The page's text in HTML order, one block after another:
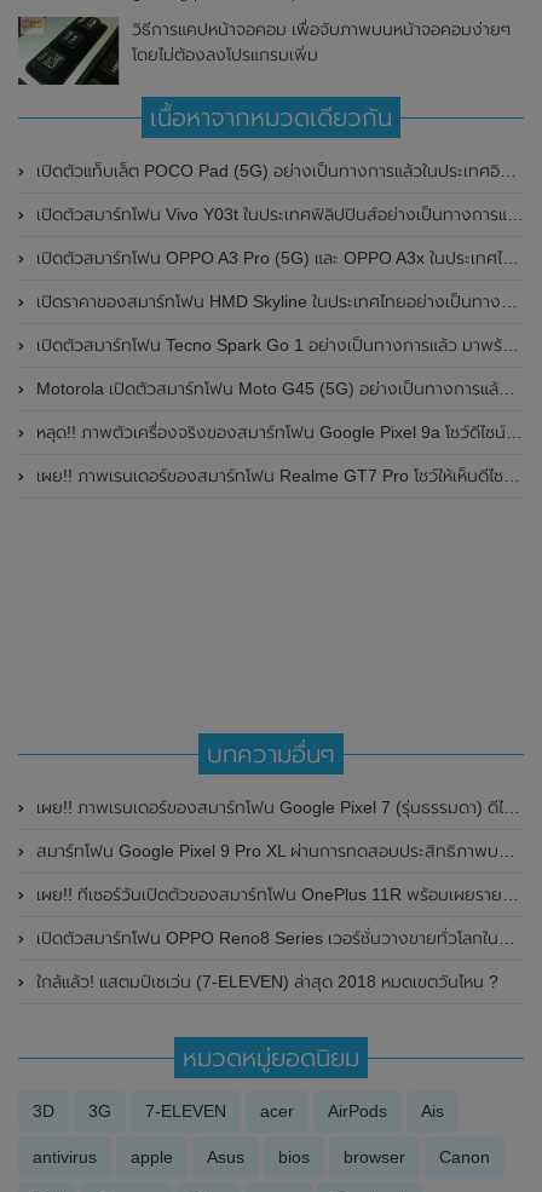
วิธีการแคปหน้าจอคอม เพื่อจับภาพบนหน้าจอคอมง่ายๆ
โดยไม่ต้องลงโปรแกรมเพิ่ม
เนื้อหาจากหมวดเดียวกัน
เปิดตัวแท็บเล็ต POCO Pad (5G) อย่างเป็นทางการแล้วในประเทศอินเดีย มาพร้อมชิปเซ็ต Snapdragon 7s Gen 2 ของ Qualcomm และรองรับเครือข่าย 5G
เปิดตัวสมาร์ทโฟน Vivo Y03t ในประเทศฟิลิปปินส์อย่างเป็นทางการแล้ว มาพร้อมชิปเซ็ต Unisoc T612 , กล้องหลัง ความละเอียด 13MP , แบตเตอรี่ 5,000mAh และหน้าจอแสดงผล LCD / 90Hz
เปิดตัวสมาร์ทโฟน OPPO A3 Pro (5G) และ OPPO A3x ในประเทศไทยอย่างเป็นทางการแล้ว ในราคาเริ่มต้นเพียง 3,999 บาท
เปิดราคาของสมาร์ทโฟน HMD Skyline ในประเทศไทยอย่างเป็นทางการแล้ว ราคา 14,990 บาท
เปิดตัวสมาร์ทโฟน Tecno Spark Go 1 อย่างเป็นทางการแล้ว มาพร้อมหน้าจอแสดงผล LCD / 120Hz , แบตเตอรี่ 5,000mAh และใช้ชิปเซ็ต Unisoc
Motorola เปิดตัวสมาร์ทโฟน Moto G45 (5G) อย่างเป็นทางการแล้วในอินเดีย
หลุด!! ภาพตัวเครื่องจริงของสมาร์ทโฟน Google Pixel 9a โชว์ดีไซน์ใหม่ กล้องหลังแบนราบ ไม่มีกรอบของกล้องแล้ว
เผย!! ภาพเรนเดอร์ของสมาร์ทโฟน Realme GT7 Pro โชว์ให้เห็นดีไซน์ใหม่ พร้อมเผยรายละเอียดสเปกที่สำคัญบางส่วน
บทความอื่นๆ
เผย!! ภาพเรนเดอร์ของสมาร์ทโฟน Google Pixel 7 (รุ่นธรรมดา) ดีไซน์ยังคงคล้ายคลึงกับ Google Pixel 6
สมาร์ทโฟน Google Pixel 9 Pro XL ผ่านการทดสอบประสิทธิภาพบน Geekbench แล้ว
เผย!! ทีเซอร์วันเปิดตัวของสมาร์ทโฟน OnePlus 11R พร้อมเผยรายละเอียดสเปกและสีก่อนเปิดตัวอย่างเป็นทางการในวันที่ 7 กุมภาพันธ์ 2023 นี้
เปิดตัวสมาร์ทโฟน OPPO Reno8 Series เวอร์ชั่นวางขายทั่วโลกในประเทศอินเดีย เตรียมเปิดตัวในไทยเร็วๆนี้
ใกล้แล้ว! แสตมป์เซเว่น (7-ELEVEN) ล่าสุด 2018 หมดเขตวันไหน​ ?
หมวดหมู่ยอดนิยม
3D 3G 7-ELEVEN acer AirPods Ais
antivirus apple Asus bios browser Canon